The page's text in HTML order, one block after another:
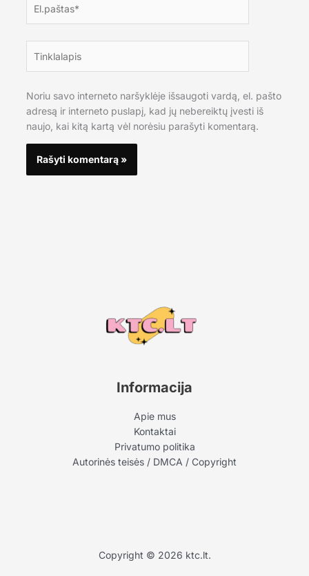
Noriu savo interneto naršyklėje išsaugoti vardą, el. pašto
adresą ir interneto puslapį, kad jų nebereiktų įvesti iš
naujo, kai kitą kartą vėl norėsiu parašyti komentarą.
Informacija
Apie mus
Kontaktai
Privatumo politika
Autorinės teisės / DMCA / Copyright
Copyright © 2026 ktc.lt.